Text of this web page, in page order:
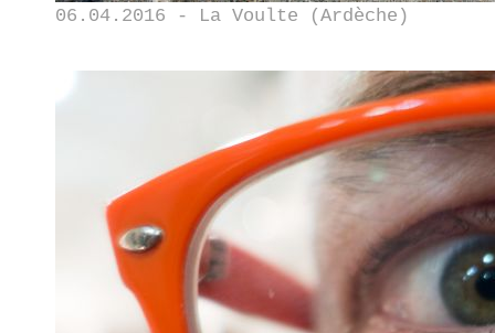
06.04.2016 - La Voulte (Ardèche)